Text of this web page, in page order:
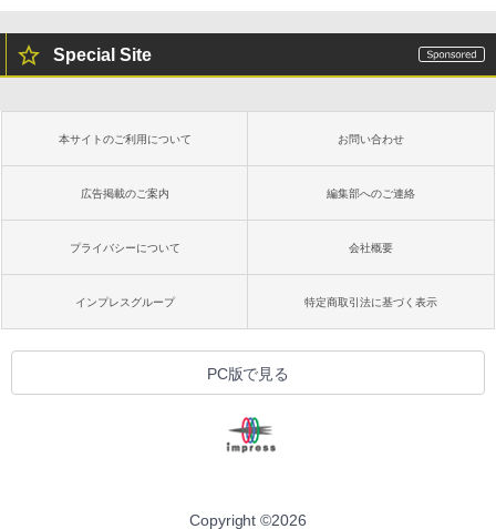
Special Site
本サイトのご利用について お問い合わせ
広告掲載のご案内 編集部へのご連絡
プライバシーについて 会社概要
インプレスグループ 特定商取引法に基づく表示
PC版で見る
Copyright ©2026